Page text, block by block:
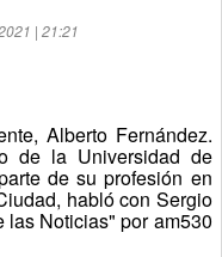
| 21:21
Alberto Fernández.
de la Universidad de
de su profesión en
habló con Sergio
las Noticias" por am530